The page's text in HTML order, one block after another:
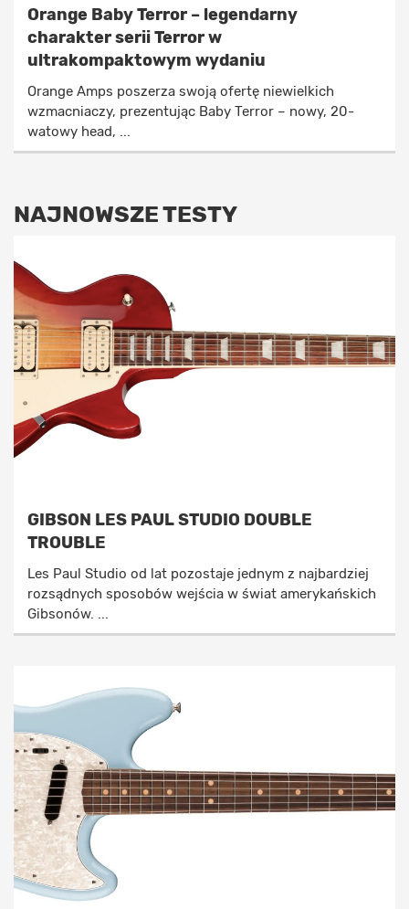
Orange Baby Terror – legendarny
charakter serii Terror w
ultrakompaktowym wydaniu
Orange Amps poszerza swoją ofertę niewielkich
wzmacniaczy, prezentując Baby Terror – nowy, 20-
watowy head, ...
NAJNOWSZE TESTY
GIBSON LES PAUL STUDIO DOUBLE
TROUBLE
Les Paul Studio od lat pozostaje jednym z najbardziej
rozsądnych sposobów wejścia w świat amerykańskich
Gibsonów. ...